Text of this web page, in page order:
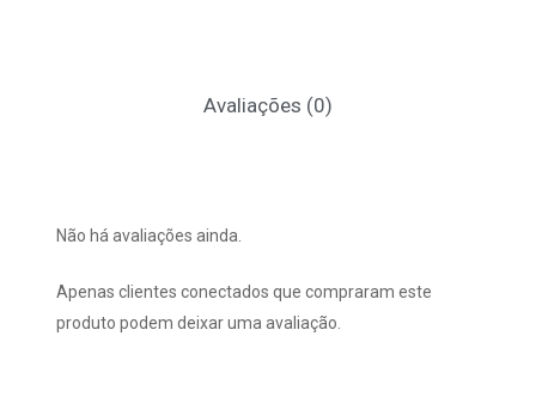
Avaliações (0)
Não há avaliações ainda.
Apenas clientes conectados que compraram este
produto podem deixar uma avaliação.